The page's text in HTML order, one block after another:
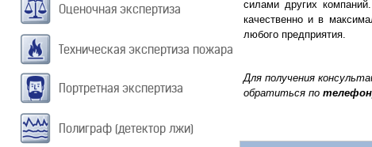
Оценочная экспертиза
Техническая экспертиза пожара
Портретная экспертиза
Полиграф (детектор лжи)
силами других
качественно и в
любого предприятия.
Для получения
обратиться по